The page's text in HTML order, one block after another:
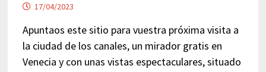
17/04/2023
Apuntaos este sitio para vuestra próxima visita a
la ciudad de los canales, un mirador gratis en
Venecia y con unas vistas espectaculares, situado